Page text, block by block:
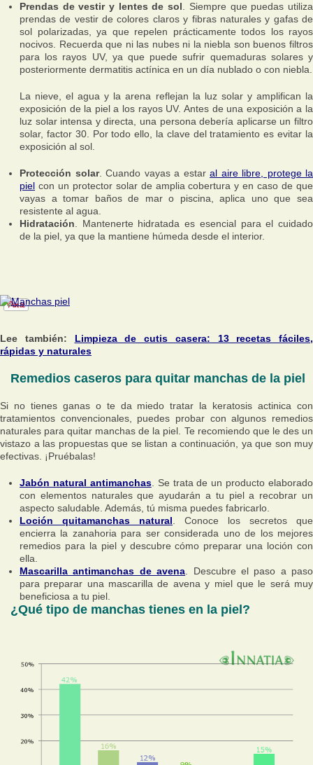
Prendas de vestir y lentes de sol. Siempre que puedas utiliza
prendas de vestir de colores claros y fibras naturales y gafas de
sol polarizadas, ya que repelen prácticamente todos los rayos
nocivos. Recuerda que ni las nubes ni la niebla son buenos filtros
para los rayos UV, ya que puede sufrir quemaduras solares y
posteriormente dermatitis actínica en un día nublado o con niebla.
La nieve, el agua y la arena reflejan la luz solar y amplifican la
exposición de la piel a los rayos UV. Antes de una exposición a la
luz solar intensa y directa, una persona debería aplicarse un filtro
solar, factor 30. Por todo ello, la clave del tratamiento es evitar la
exposición al sol.
Protección solar. Cuando vayas a estar al aire libre, protege la
piel con un protector solar de amplia cobertura y en caso de que
vayas a tomar baños de mar o piscina, aplica uno que sea
resistente al agua.
Hidratación. Mantenerte hidratada es esencial para el cuidado
de la piel, ya que la mantiene húmeda desde el interior.
Lee también: Limpieza de cutis casera: 13 recetas fáciles,
rápidas y naturales
Remedios caseros para quitar manchas de la piel
Si no tienes ganas o te da miedo tratar la keratosis actinica con
tratamientos convencionales, puedes probar con algunos remedios
naturales para quitar manchas de la piel. Te recomiendo que le des un
vistazo a las propuestas que se listan a continuación, ya que son muy
efectivas. ¡Pruébalas!
Jabón natural antimanchas. Se trata de un producto elaborado
con elementos naturales que ayudarán a tu piel a recobrar un
aspecto saludable. Además, tú misma puedes fabricarlo.
Loción quitamanchas natural. Conoce los secretos que
encierra la zanahoria para ser considerada uno de los mejores
remedios para la piel y descubre cómo preparar una loción con
ella.
Mascarilla antimanchas de avena. Descubre el paso a paso
para preparar una mascarilla de avena y miel que le será muy
beneficiosa a tu piel.
¿Qué tipo de manchas tienes en la piel?